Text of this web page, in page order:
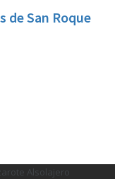
de San Roque
Alsolajero